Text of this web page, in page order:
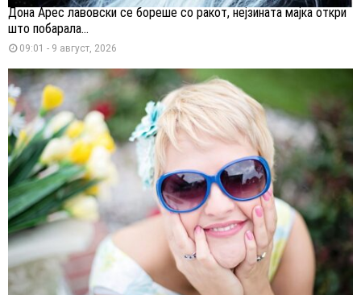
Дона Арес лавовски се бореше со ракот, нејзината мајка откри
што побарала...
09:01 - 9 август, 2026